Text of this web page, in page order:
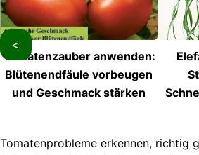
Tomatenzauber anwenden:
Blütenendfäule vorbeugen
und Geschmack stärken
<
Tomatenprobleme erkennen, richtig